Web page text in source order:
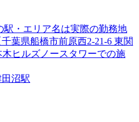
・エリア名は実際の勤務地
葉県船橋市前原西2-21-6 東関
ヒルズノースタワーでの施
沼駅